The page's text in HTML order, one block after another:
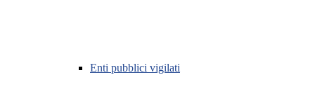
Enti pubblici vigilati